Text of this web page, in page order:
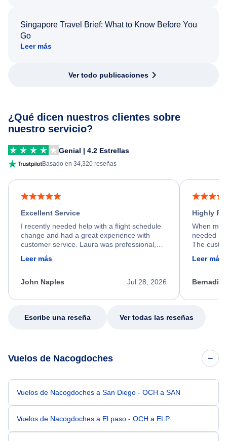
Singapore Travel Brief: What to Know Before You
Go
Leer más
Ver todo publicaciones
¿Qué dicen nuestros clientes sobre
nuestro servicio?
Genial | 4.2 Estrellas
Basado en 34,320 reseñas
Excellent Service
I recently needed help with a flight schedule
change and had a great experience with
customer service. Laura was professional,
friendly, and very helpful throughout the
process. She quickly found a solution and
appreciate her excellent service.
Leer más
Jul 28, 2026
John Naples
Highly
When my
needed
The
calm,
my issue.
Leer más
Escribe una reseña Ver todas las reseñas
Vuelos de Nacogdoches
Vuelos de Nacogdoches a San Diego - OCH a SAN
Vuelos de Nacogdoches a El paso - OCH a ELP